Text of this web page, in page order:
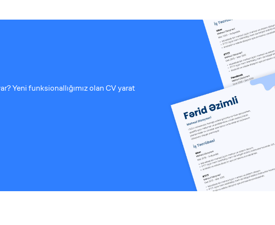
Yeni funksionallığımız olan CV yarat